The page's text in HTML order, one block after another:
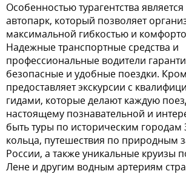
Особенностью турагентства
автопарк, который позволяет
максимальной гибкостью и
Надежные транспортные средства и
профессиональные водители
безопасные и удобные поездки.
предоставляет экскурсии с
гидами, которые делают каждую
настоящему познавательной и
быть туры по историческим городам
кольца, путешествия по природным
России, а также уникальные круизы
Лене и другим водным артериям